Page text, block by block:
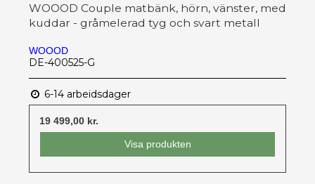
WOOOD Couple matbänk, hörn, vänster, med
kuddar - gråmelerad tyg och svart metall
WOOOD
DE-400525-G
6-14 arbeidsdager
19 499,00 kr.
Visa produkten